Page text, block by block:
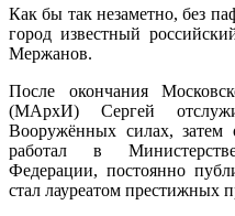
Как бы так незаметно, без
город известный
Мержанов.
После окончания
(МАрхИ) Сергей
Вооружённых силах, затем
работал в
Федерации, постоянно
стал лауреатом престижных